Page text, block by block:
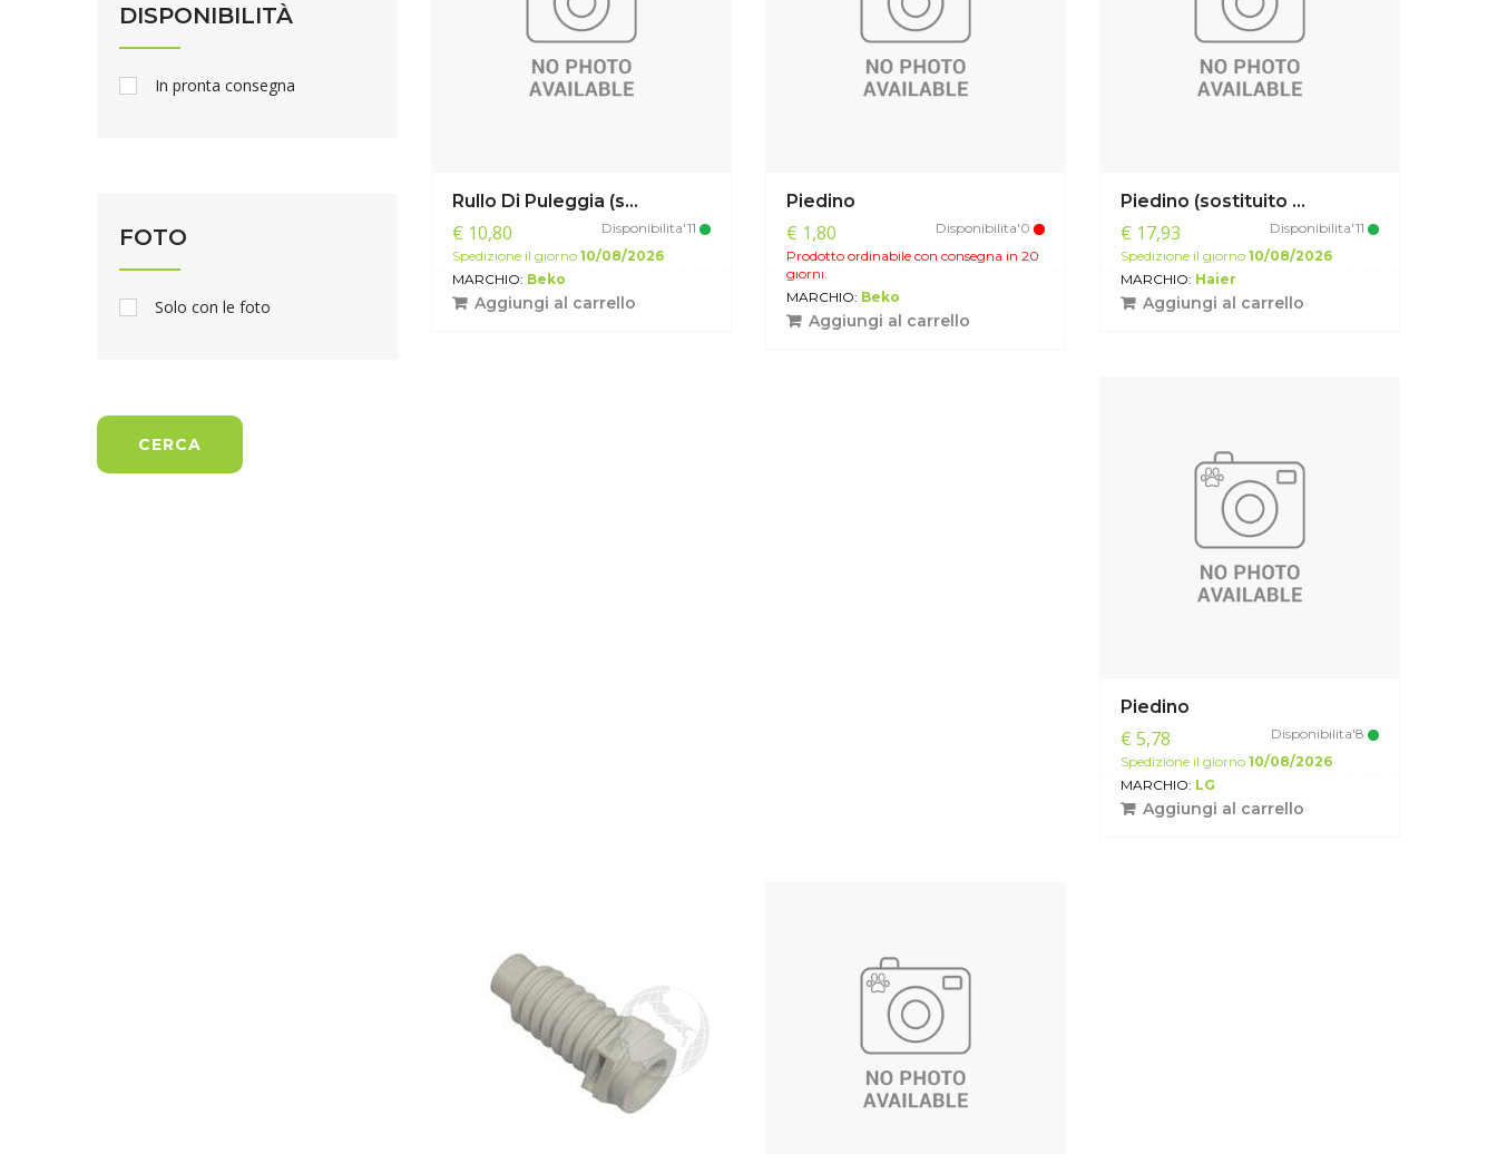
Rullo Di Puleggia (s...
€ 10,80
Disponibilita'11
Spedizione il giorno 10/08/2026
MARCHIO: Beko
Aggiungi al carrello
Piedino
€ 1,80
Disponibilita'0
Prodotto ordinabile con consegna in 20
giorni.
MARCHIO: Beko
Aggiungi al carrello
Piedino (sostituito ...
€ 17,93
Disponibilita'11
Spedizione il giorno 10/08/2026
MARCHIO: Haier
Aggiungi al carrello
Piedino
€ 5,78
Disponibilita'8
Spedizione il giorno 10/08/2026
MARCHIO: LG
Aggiungi al carrello
DISPONIBILITÀ
In pronta consegna
FOTO
Solo con le foto
CERCA